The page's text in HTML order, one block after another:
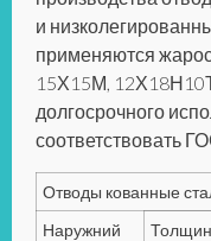
и
применяются
15Х15М,
долгосрочного
соответствовать
Отводы кованные
Наружний